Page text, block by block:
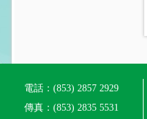
電話：(853) 2857 2929
傳真：(853) 2835 5531